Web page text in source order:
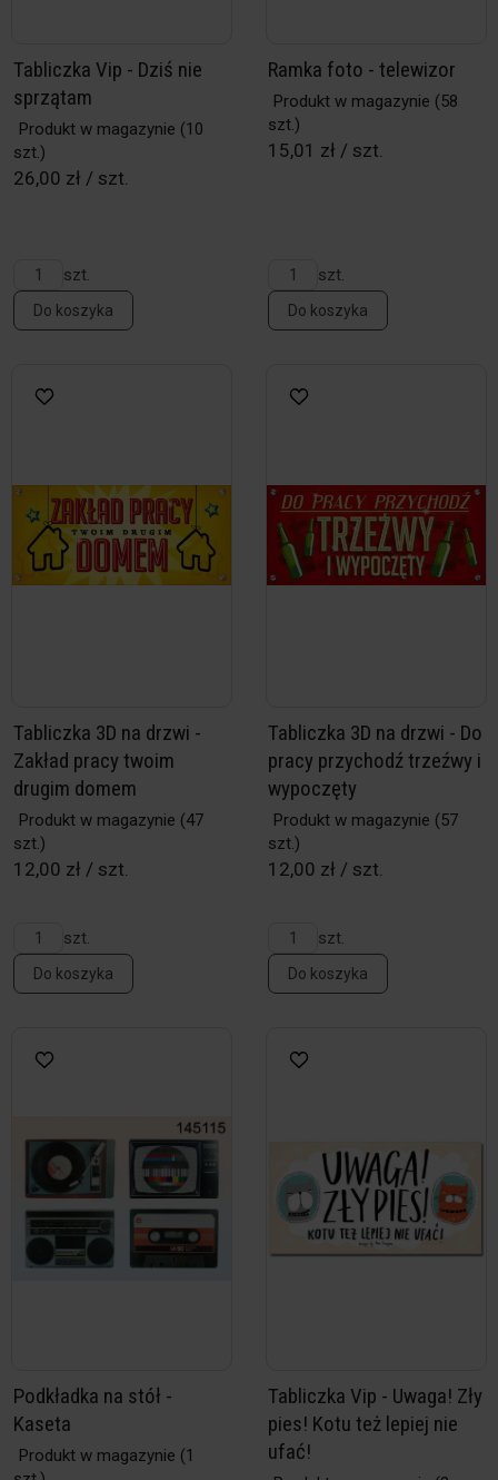
Tabliczka Vip - Dziś nie
sprzątam
Produkt w magazynie (10
szt.)
26,00 zł / szt.
szt.
Do koszyka
Ramka foto - telewizor
Produkt w magazynie (58
szt.)
15,01 zł / szt.
szt.
Do koszyka
Tabliczka 3D na drzwi -
Zakład pracy twoim
drugim domem
Produkt w magazynie (47
szt.)
12,00 zł / szt.
szt.
Do koszyka
Tabliczka 3D na drzwi - Do
pracy przychodź trzeźwy i
wypoczęty
Produkt w magazynie (57
szt.)
12,00 zł / szt.
szt.
Do koszyka
Podkładka na stół -
Kaseta
Produkt w magazynie (1
Tabliczka Vip - Uwaga! Zły
pies! Kotu też lepiej nie
ufać!